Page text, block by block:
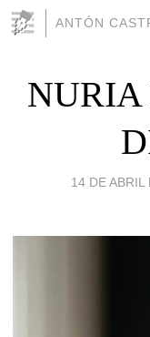
ANTÓN
NURIA
14 DE